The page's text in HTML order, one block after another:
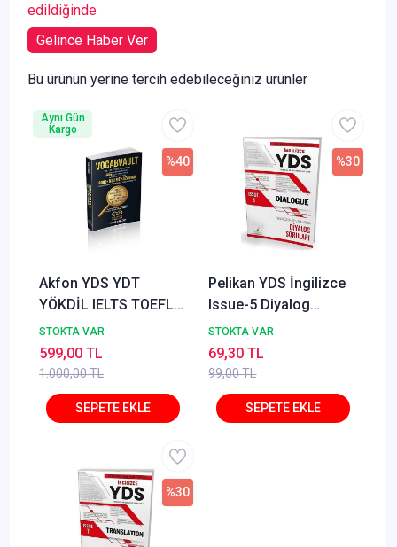
edildiğinde
Gelince Haber Ver
Bu ürünün yerine tercih edebileceğiniz ürünler
Akfon YDS YDT
YÖKDİL IELTS TOEFL
VOCABVAULT 1750
Özgün Kelime Sorusu
- İlyas Ersöz
STOKTA VAR
1.000,00 TL
%40
599,00 TL
Aynı Gün
Kargo
Pelikan YDS İngilizce
Issue-5 Diyalog
Soruları Pelikan
Yayınları
STOKTA VAR
99,00 TL
%30
69,30 TL
%30